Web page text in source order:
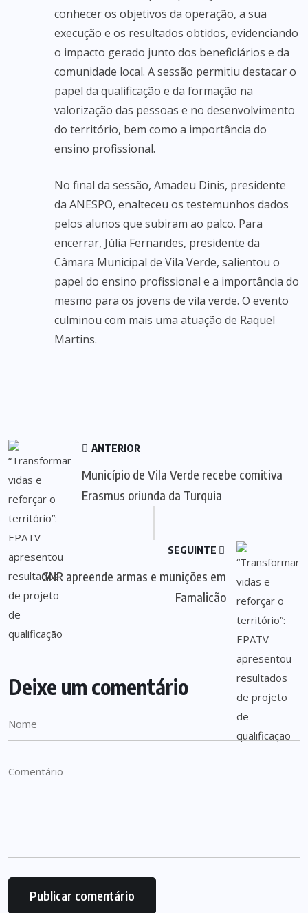
conhecer os objetivos da operação, a sua
execução e os resultados obtidos, evidenciando
o impacto gerado junto dos beneficiários e da
comunidade local. A sessão permitiu destacar o
papel da qualificação e da formação na
valorização das pessoas e no desenvolvimento
do território, bem como a importância do
ensino profissional.
No final da sessão, Amadeu Dinis, presidente
da ANESPO, enalteceu os testemunhos dados
pelos alunos que subiram ao palco. Para
encerrar, Júlia Fernandes, presidente da
Câmara Municipal de Vila Verde, salientou o
papel do ensino profissional e a importância do
mesmo para os jovens de vila verde. O evento
culminou com mais uma atuação de Raquel
Martins.
ANTERIOR
Município de Vila Verde recebe comitiva
Erasmus oriunda da Turquia
SEGUINTE
GNR apreende armas e munições em
Famalicão
Deixe um comentário